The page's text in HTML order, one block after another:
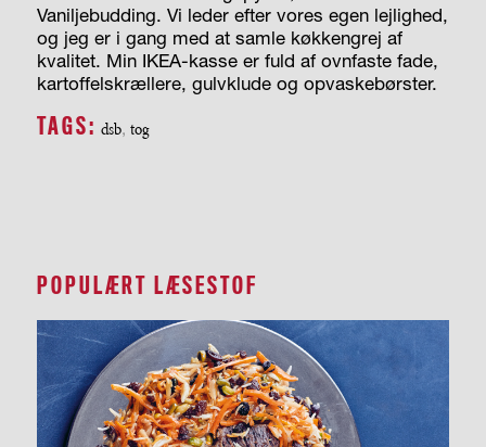
Vaniljebudding. Vi leder efter vores egen lejlighed,
og jeg er i gang med at samle køkkengrej af
kvalitet. Min IKEA-kasse er fuld af ovnfaste fade,
kartoffelskrællere, gulvklude og opvaskebørster.
TAGS: dsb, tog
POPULÆRT LÆSESTOF